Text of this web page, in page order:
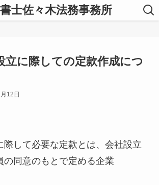
士佐々木法務事務所
立に際しての定款作成につ
12日
際して必要な定款とは、会社設立
の同意のもとで定める企業